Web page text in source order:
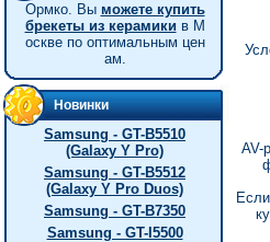
Ормко. Вы можете купить
брекеты из керамики в М
оскве по оптимальным цен
ам.
Новинки
Samsung - GT-B5510
(Galaxy Y Pro)
Samsung - GT-B5512
(Galaxy Y Pro Duos)
Samsung - GT-B7350
Samsung - GT-I5500
AV-